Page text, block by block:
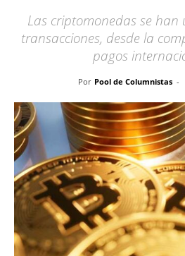
Las criptomonedas se
transacciones, desde la
pagos
Por Pool de Columnistas -